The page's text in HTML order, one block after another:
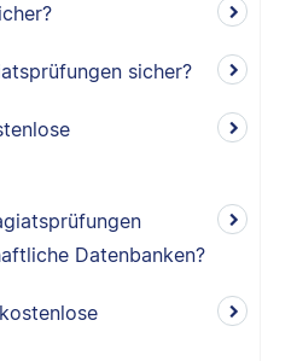
sicher?
Datenbanken?